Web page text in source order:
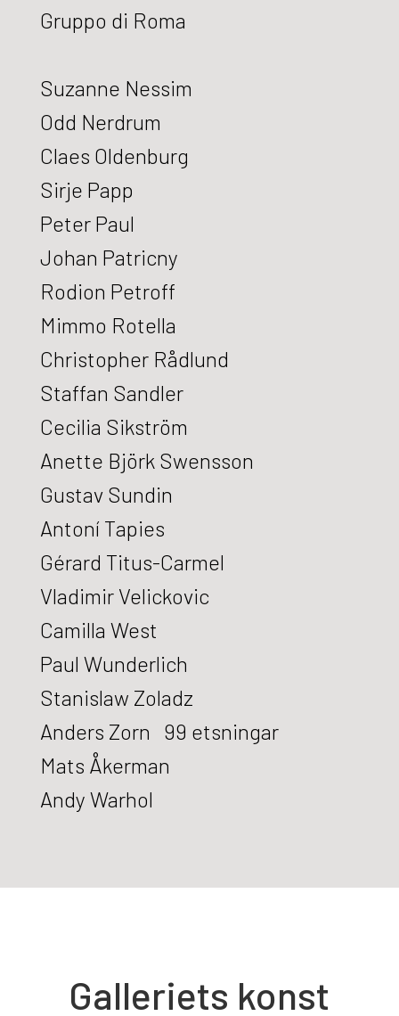
Gruppo di Roma
Suzanne Nessim
Odd Nerdrum
Claes Oldenburg
Sirje Papp
Peter Paul
Johan Patricny
Rodion Petroff
Mimmo Rotella
Christopher Rådlund
Staffan Sandler
Cecilia Sikström
Anette Björk Swensson
Gustav Sundin
Antoní Tapies
Gérard Titus-Carmel
Vladimir Velickovic
Camilla West
Paul Wunderlich
Stanislaw Zoladz
Anders Zorn 99 etsningar
Mats Åkerman
Andy Warhol
Galleriets konst